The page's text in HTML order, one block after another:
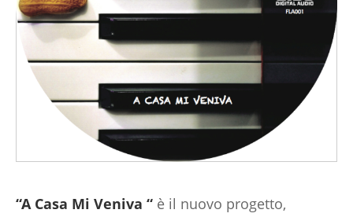
“A Casa Mi Veniva “ è il nuovo progetto,